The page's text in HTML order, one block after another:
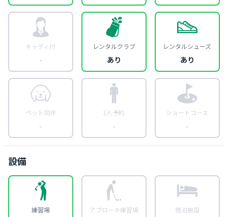
キャディ付
-
レンタルクラブ
あり
レンタルシューズ
あり
ペット同伴
-
1人予約
-
ショートコース
-
設備
練習場 アプローチ練習場 宿泊施設